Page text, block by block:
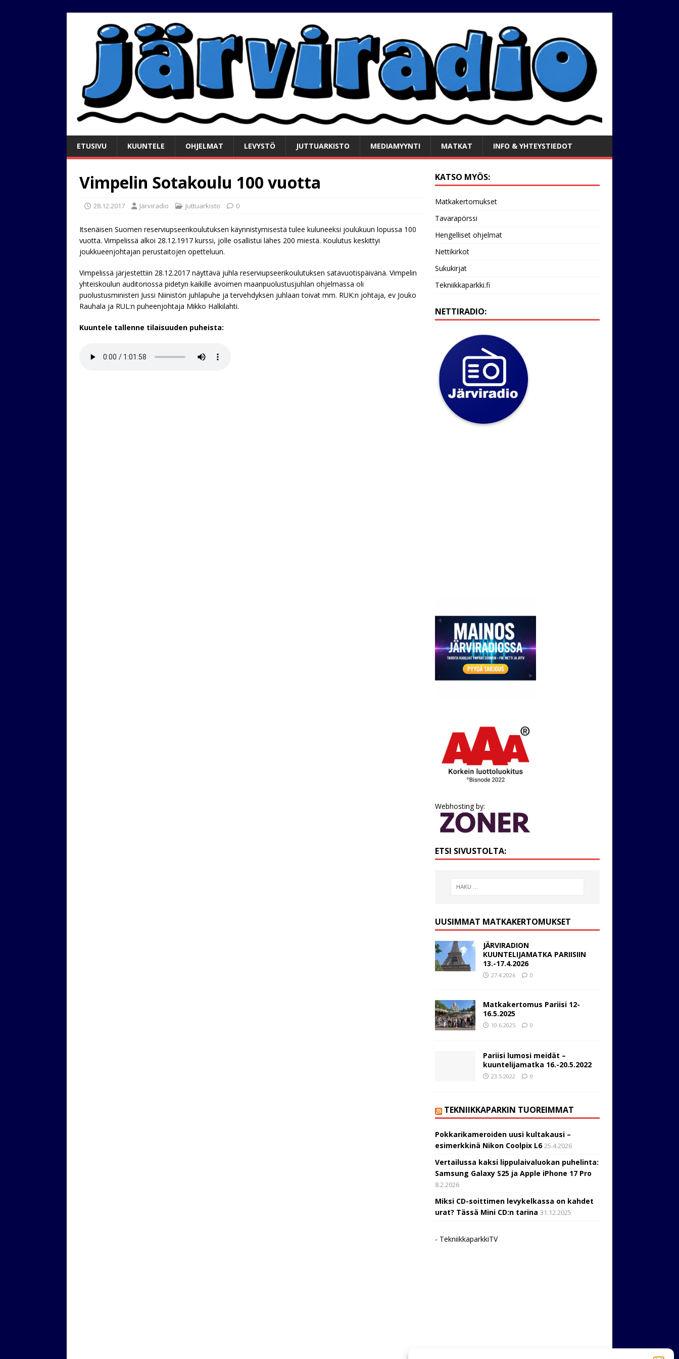
ETUSIVU KUUNTELE OHJELMAT LEVYSTÖ JUTTUARKISTO MEDIAMYYNTI MATKAT INFO & YHTEYSTIEDOT
Vimpelin Sotakoulu 100 vuotta
28.12.2017 Järviradio Juttuarkisto 0
Itsenäisen Suomen reserviupseerikoulutuksen käynnistymisestä tulee kuluneeksi joulukuun lopussa 100
vuotta. Vimpelissä alkoi 28.12.1917 kurssi, jolle osallistui lähes 200 miestä. Koulutus keskittyi
joukkueenjohtajan perustaitojen opetteluun.
Vimpelissä järjestettiin 28.12.2017 näyttävä juhla reserviupseerikoulutuksen satavuotispäivänä. Vimpelin
yhteiskoulun auditoriossa pidetyn kaikille avoimen maanpuolustusjuhlan ohjelmassa oli
puolustusministeri Jussi Niinistön juhlapuhe ja tervehdyksen juhlaan toivat mm. RUK:n johtaja, ev Jouko
Rauhala ja RUL:n puheenjohtaja Mikko Halkilahti.
Kuuntele tallenne tilaisuuden puheista:
KATSO MYÖS:
Matkakertomukset
Tavarapörssi
Hengelliset ohjelmat
Nettikirkot
Sukukirjat
Tekniikkaparkki.fi
NETTIRADIO:
Webhosting by:
ETSI SIVUSTOLTA:
UUSIMMAT MATKAKERTOMUKSET
JÄRVIRADION
KUUNTELIJAMATKA PARIISIIN
13.-17.4.2026
27.4.2026 0
Matkakertomus Pariisi 12-
16.5.2025
10.6.2025 0
Pariisi lumosi meidät –
kuuntelijamatka 16.-20.5.2022
23.5.2022 0
TEKNIIKKAPARKIN TUOREIMMAT
Pokkarikameroiden uusi kultakausi –
esimerkkinä Nikon Coolpix L6 25.4.2026
Vertailussa kaksi lippulaivaluokan puhelinta:
Samsung Galaxy S25 ja Apple iPhone 17 Pro
8.2.2026
Miksi CD-soittimen levykelkassa on kahdet
urat? Tässä Mini CD:n tarina 31.12.2025
- TekniikkaparkkiTV